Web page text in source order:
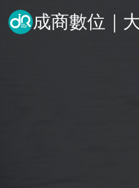
成商數位｜